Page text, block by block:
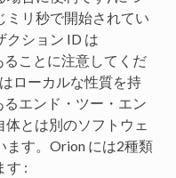
ミリ秒で開始されてい
クション ID は
ことに注意してくだ
ローカルな性質を持
エンド・ツー・エン
体とは別のソフトウェ
ます。Orion には2種類
す :